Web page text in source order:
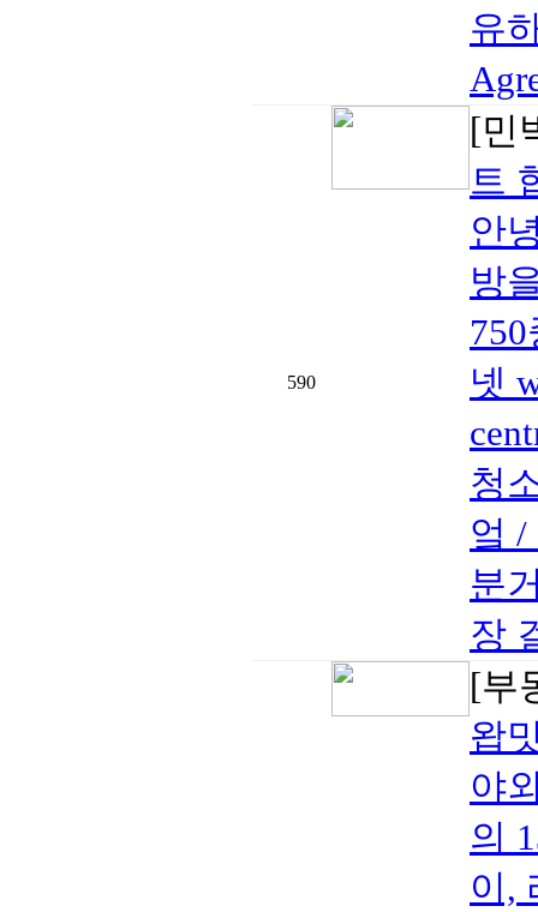
유
590
[민
트
안
방
넷
청
엌 /
분
장
[부
왑
야
의
이,